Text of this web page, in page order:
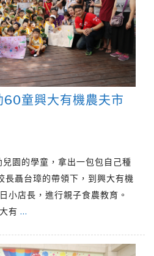
60童興大有機農夫市
園的學童，拿出一包包自己種
長聶台璋的帶領下，到興大有機
小店長，進行親子食農教育。
有 …